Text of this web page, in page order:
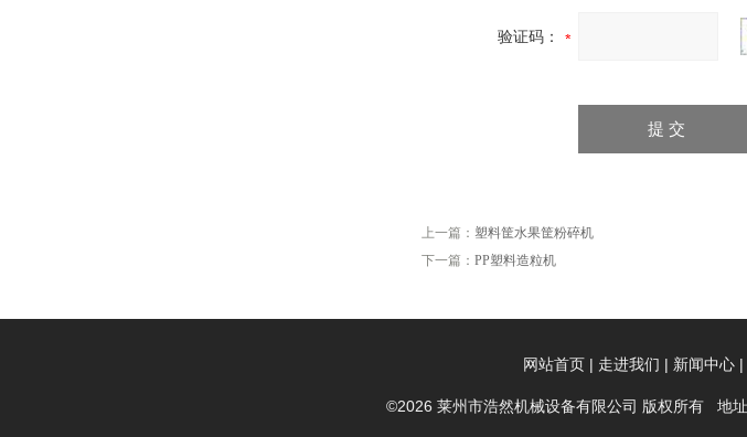
验证码：
上一篇： 塑料筐水果筐粉碎机
下一篇： PP塑料造粒机
网站首页 | 走进我们 | 新闻中心 |
©2026 莱州市浩然机械设备有限公司 版权所有 地